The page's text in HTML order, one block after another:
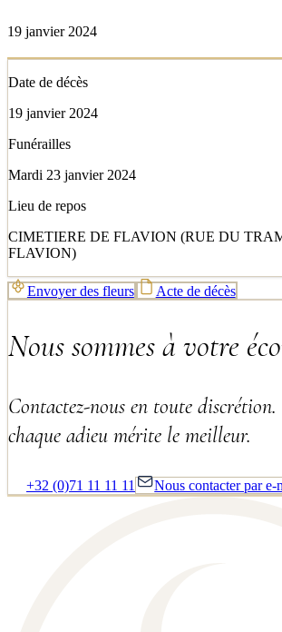
19 janvier 2024
Date de décès
19 janvier 2024
Funérailles
Mardi 23 janvier 2024
Lieu de repos
CIMETIERE DE FLAVION (RUE DU
FLAVION)
Envoyer des fleurs Acte de décès
Nous sommes à votre
Contactez-nous en toute discrétion.
chaque adieu mérite le meilleur.
+32 (0)71 11 11 11 Nous contacter par e-